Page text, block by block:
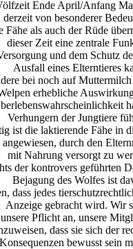
Ende April/Anfang
derzeit von besonderer
Fähe als auch der Rüde
dieser Zeit eine zentrale
und dem Schutz
Ausfall eines Elterntieres
bei noch auf Muttermilch
erhebliche
Verhungern der Jungtiere
ist die laktierende Fähe in
angewiesen, durch den
mit Nahrung versorgt zu
der kontrovers geführten
Bejagung des Wolfes ist
dass jedes
Anzeige gebracht wird. Wir
unsere Pflicht an, unsere
dass sie sich der
Konsequenzen bewusst sein